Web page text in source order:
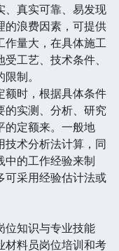
真实可靠、易发现
的浪费因素，可提供
作量大，在具体施工
工艺、技术条件、
制。
时，根据具体条件
的实测、分析、研究
的定额来。一般地
技术分析法计算，同
中的工作经验来制
可采用经验估计法或
位知识与专业技能
材料员岗位培训和考